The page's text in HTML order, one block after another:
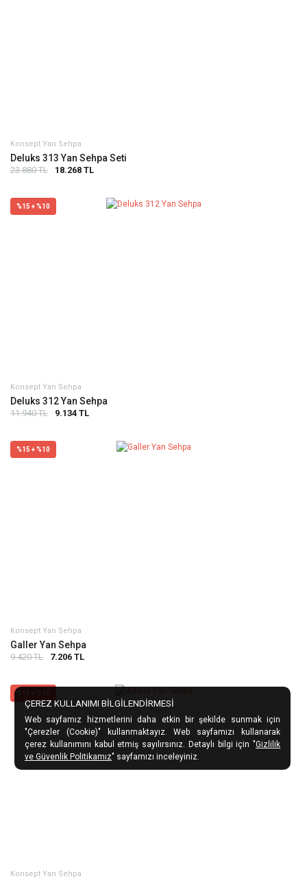
Konsept Yan Sehpa
Deluks 313 Yan Sehpa Seti
23.880 TL 18.268 TL
%15 + %10
Konsept Yan Sehpa
Deluks 312 Yan Sehpa
11.940 TL 9.134 TL
%15 + %10
Konsept Yan Sehpa
Galler Yan Sehpa
9.420 TL 7.206 TL
Konsept Yan Sehpa
ÇEREZ KULLANIMI BİLGİLENDİRMESİ
Web sayfamız hizmetlerini daha etkin bir şekilde sunmak için
"Çerezler (Cookie)" kullanmaktayız. Web sayfamızı kullanarak
çerez kullanımını kabul etmiş sayılırsınız. Detaylı bilgi için "Gizlilik
ve Güvenlik Politikamız" sayfamızı inceleyiniz.